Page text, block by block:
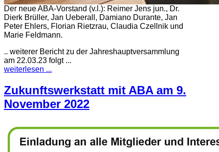
Der neue ABA-Vorstand (v.l.): Reimer Jens jun., Dr.
Dierk Brüller, Jan Ueberall, Damiano Durante, Jan
Peter Ehlers, Florian Rietzrau, Claudia Czellnik und
Marie Feldmann.
.. weiterer Bericht zu der Jahreshauptversammlung
am 22.03.23 folgt ...
weiterlesen ...
Zukunftswerkstatt mit ABA am 9.
November 2022